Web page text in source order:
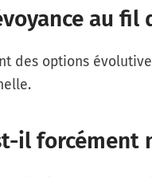
au fil
des options
il forcément